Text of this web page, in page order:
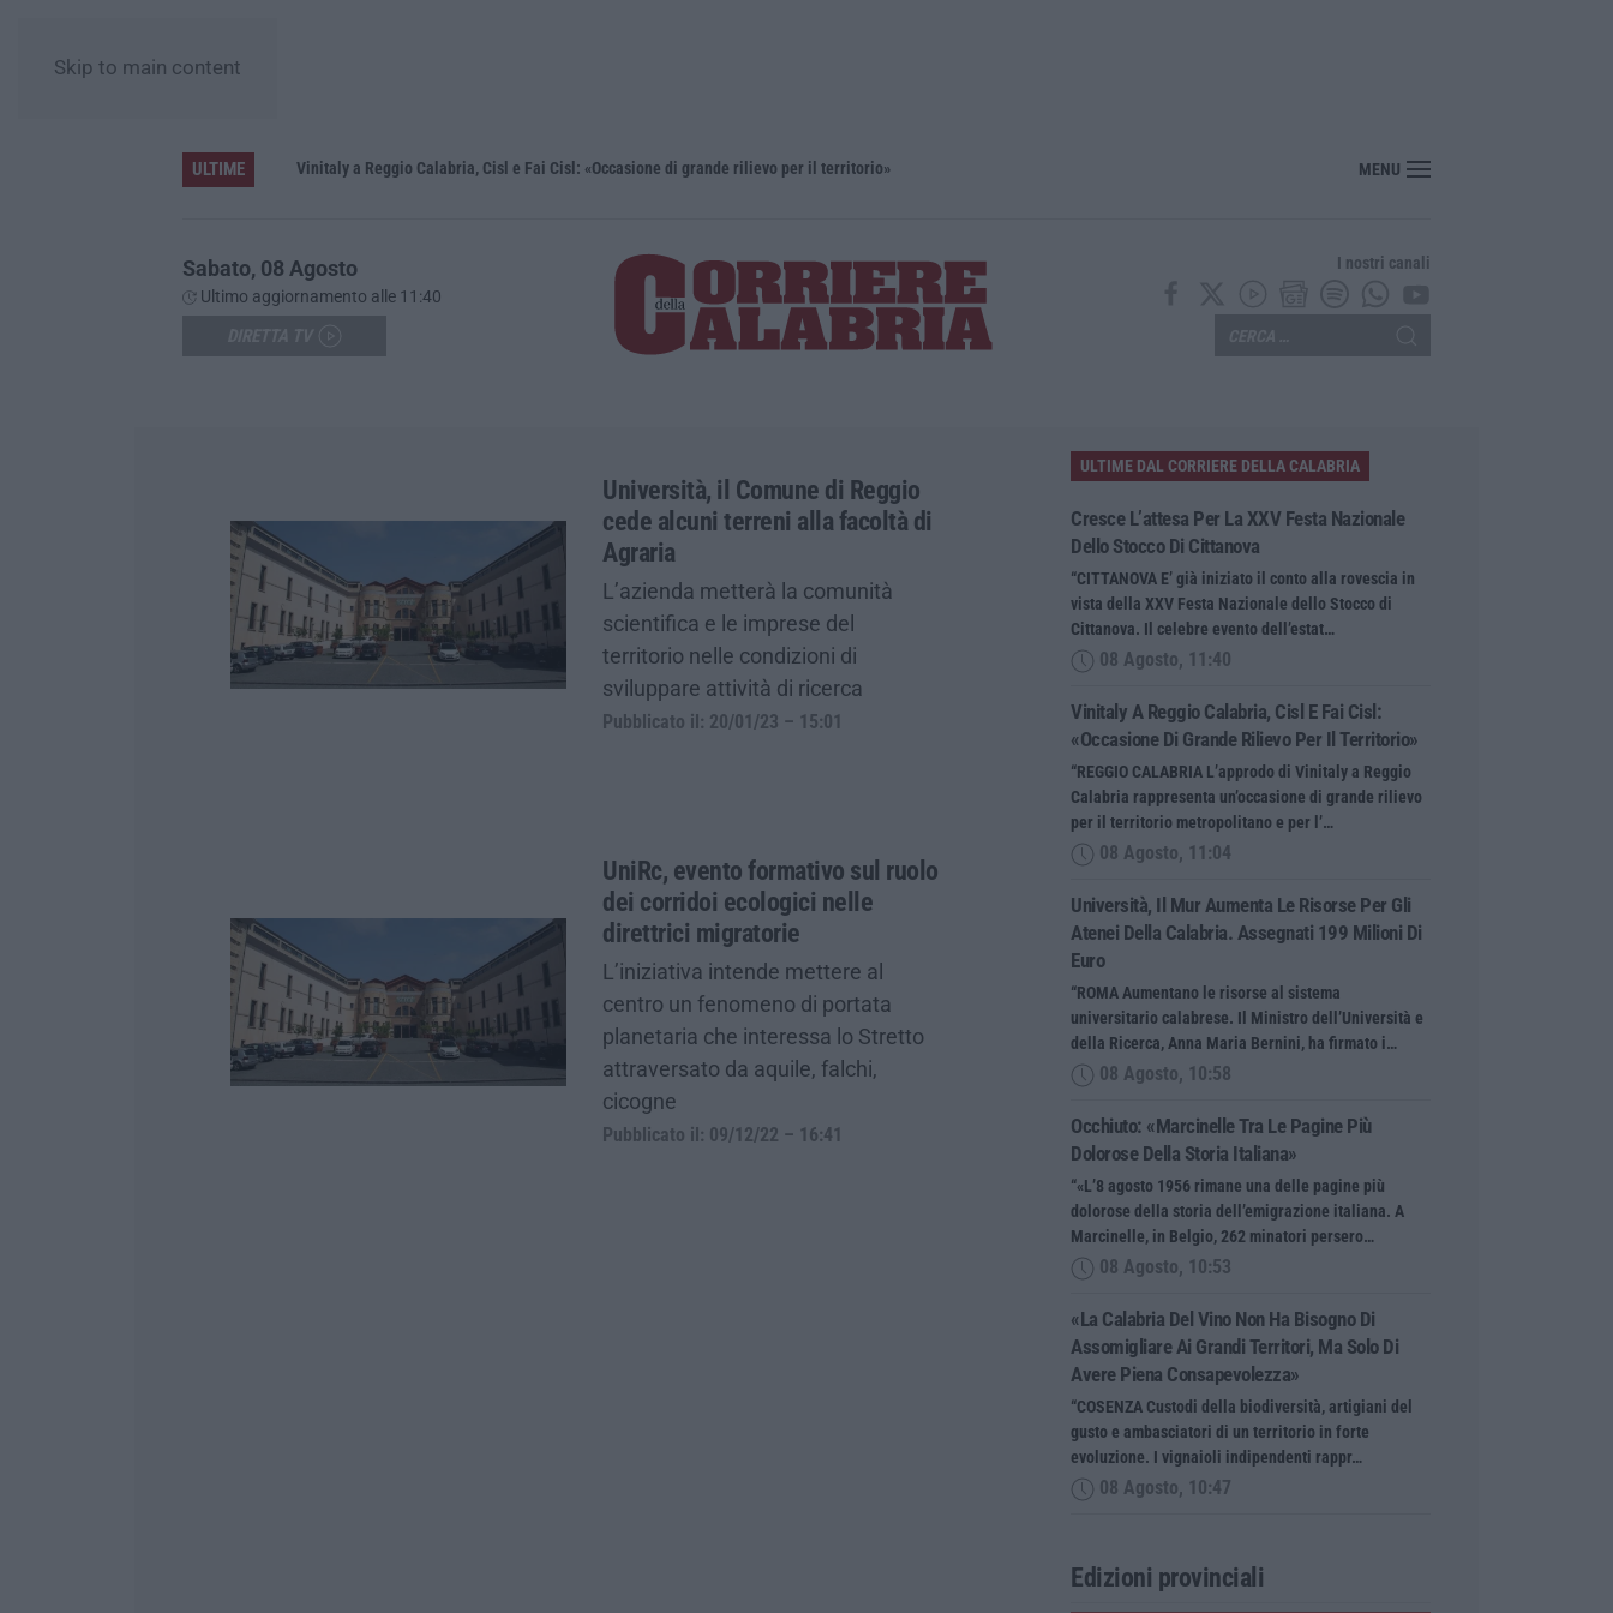
Skip to main content
ULTIME Vinitaly a Reggio Calabria, Cisl e Fai Cisl: «Occasione di grande rilievo per il territorio» Università, il Mur aumenta le risorse per gli atenei della Calabria. Assegnati 199 milioni
MENU
Sabato, 08 Agosto
Ultimo aggiornamento alle 11:40
I nostri canali
Università, il Comune di Reggio
cede alcuni terreni alla facoltà di
Agraria
L’azienda metterà la comunità
scientifica e le imprese del
territorio nelle condizioni di
sviluppare attività di ricerca
Pubblicato il: 20/01/23 – 15:01
UniRc, evento formativo sul ruolo
dei corridoi ecologici nelle
direttrici migratorie
L’iniziativa intende mettere al
centro un fenomeno di portata
planetaria che interessa lo Stretto
attraversato da aquile, falchi,
cicogne
Pubblicato il: 09/12/22 – 16:41
ULTIME DAL CORRIERE DELLA CALABRIA
Cresce L’attesa Per La XXV Festa Nazionale
Dello Stocco Di Cittanova
“CITTANOVA E’ già iniziato il conto alla rovescia in
vista della XXV Festa Nazionale dello Stocco di
Cittanova. Il celebre evento dell’estat…
08 Agosto, 11:40
Vinitaly A Reggio Calabria, Cisl E Fai Cisl:
«Occasione Di Grande Rilievo Per Il Territorio»
“REGGIO CALABRIA L’approdo di Vinitaly a Reggio
Calabria rappresenta un’occasione di grande rilievo
per il territorio metropolitano e per l’…
08 Agosto, 11:04
Università, Il Mur Aumenta Le Risorse Per Gli
Atenei Della Calabria. Assegnati 199 Milioni Di
Euro
“ROMA Aumentano le risorse al sistema
universitario calabrese. Il Ministro dell’Università e
della Ricerca, Anna Maria Bernini, ha firmato i…
08 Agosto, 10:58
Occhiuto: «Marcinelle Tra Le Pagine Più
Dolorose Della Storia Italiana»
“«L’8 agosto 1956 rimane una delle pagine più
dolorose della storia dell’emigrazione italiana. A
Marcinelle, in Belgio, 262 minatori persero…
08 Agosto, 10:53
«La Calabria Del Vino Non Ha Bisogno Di
Assomigliare Ai Grandi Territori, Ma Solo Di
Avere Piena Consapevolezza»
“COSENZA Custodi della biodiversità, artigiani del
gusto e ambasciatori di un territorio in forte
evoluzione. I vignaioli indipendenti rappr…
08 Agosto, 10:47
Edizioni provinciali